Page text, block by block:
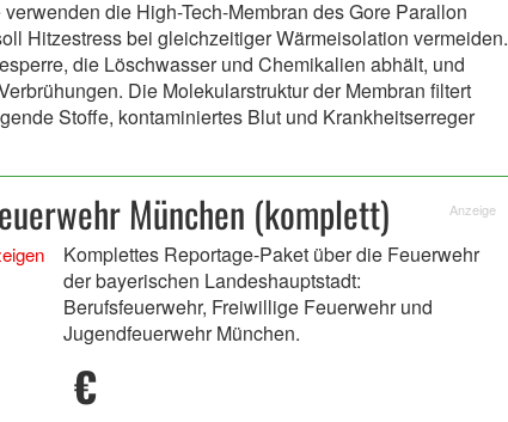
die High-Tech-Membran des Gore Parallon
Hitzestress bei gleichzeitiger Wärmeisolation vermeiden.
die Löschwasser und Chemikalien abhält, und
Die Molekularstruktur der Membran filtert
Stoffe, kontaminiertes Blut und Krankheitserreger
München (komplett) Anzeige
Komplettes Reportage-Paket über die Feuerwehr
der bayerischen Landeshauptstadt:
Berufsfeuerwehr, Freiwillige Feuerwehr und
Jugendfeuerwehr München.
€